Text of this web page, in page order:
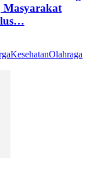
Masyarakat
KesehatanOlahraga